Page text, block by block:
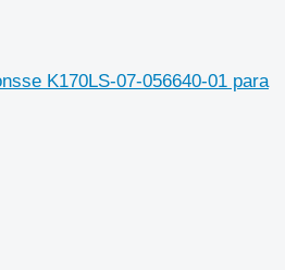
K170LS-07-056640-01 para